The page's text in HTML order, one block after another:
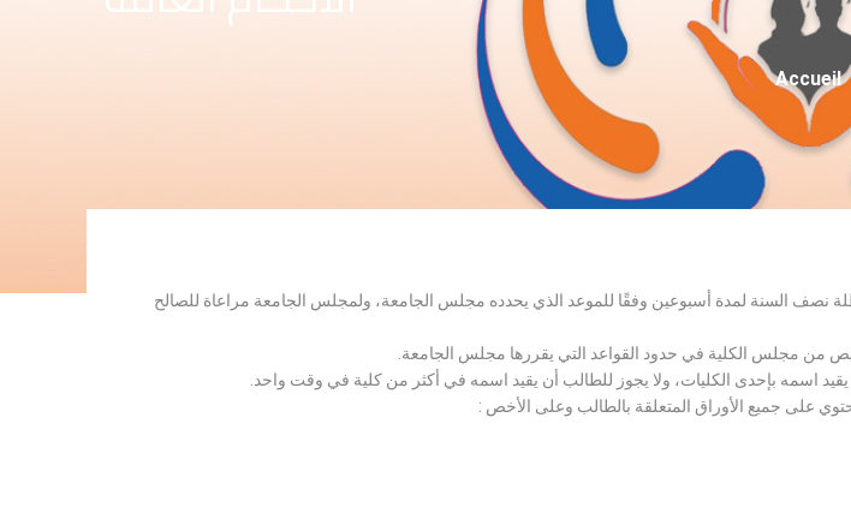
Fil
Accueil
نصف السنة لمدة أسبوعين وفقًا للموعد الذي يحدده مجلس الجامعة، ولمجلس الجامعة مراعاة للصالح
من مجلس الكلية في حدود القواعد التي يقررها مجلس الجامعة.
اسمه بإحدى الكليات، ولا يجوز للطالب أن يقيد اسمه في أكثر من كلية في وقت واحد.
على جميع الأوراق المتعلقة بالطالب وعلى الأخص :